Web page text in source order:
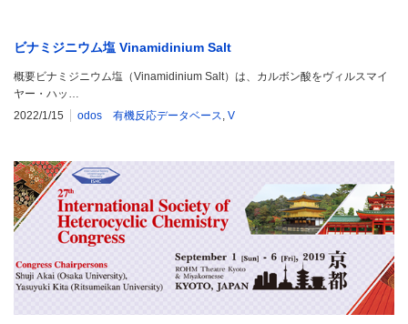
ビナミジニウム塩 Vinamidinium Salt
概要ビナミジニウム塩（Vinamidinium Salt）は、カルボン酸をヴィルスマイ
ヤー・ハッ…
2022/1/15
odos 有機反応データベース, V